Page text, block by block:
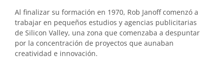
Al finalizar su formación en 1970, Rob Janoff comenzó a
trabajar en pequeños estudios y agencias publicitarias
de Silicon Valley, una zona que comenzaba a despuntar
por la concentración de proyectos que aunaban
creatividad e innovación.